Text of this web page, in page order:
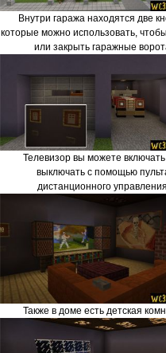
Внутри гаража находятся две
которые можно использовать,
или закрыть гаражные
Телевизор вы можете
выключать с помощью
дистанционного управления.
Также в доме есть детская